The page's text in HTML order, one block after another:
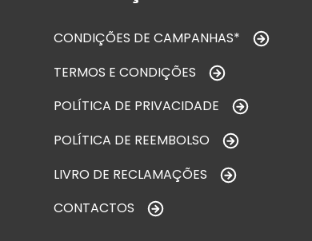
CONDIÇÕES DE CAMPANHAS*
TERMOS E CONDIÇÕES
POLÍTICA DE PRIVACIDADE
POLÍTICA DE REEMBOLSO
LIVRO DE RECLAMAÇÕES
CONTACTOS